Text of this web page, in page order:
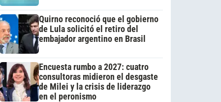
Quirno reconoció que el gobierno
de Lula solicitó el retiro del
embajador argentino en Brasil
Encuesta rumbo a 2027: cuatro
consultoras midieron el desgaste
de Milei y la crisis de liderazgo
en el peronismo